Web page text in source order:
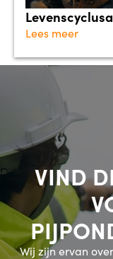
Lees meer
VIND
Wij zijn ervan